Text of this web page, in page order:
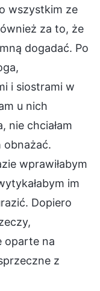
wszystkim ze
za to, że
dogadać. Po
i siostrami w
u nich
nie chciałam
obnażać.
wprawiłabym
im
Dopiero
oparte na
z